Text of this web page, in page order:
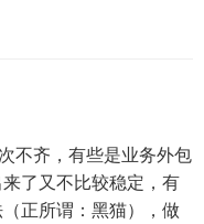
不齐，有些是业务外包
了又不比较稳定，有
正所谓：黑猫），做